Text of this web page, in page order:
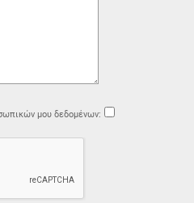
μου δεδομένων: